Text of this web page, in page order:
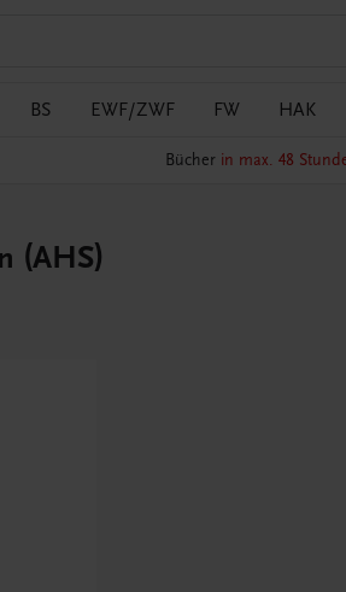
BS EWF/ZWF FW HAK
Bücher in max. 48
(AHS)